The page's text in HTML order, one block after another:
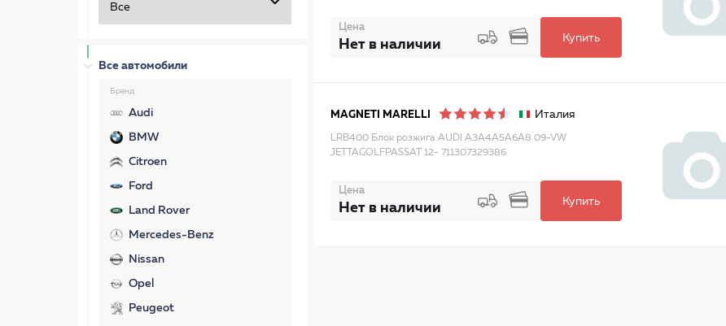
Все автомобили
Бренд
Audi
BMW
Citroen
Ford
Land Rover
Mercedes-Benz
Nissan
Opel
Peugeot
Цена
Нет в наличии Купить
MAGNETI MARELLI Италия
LRB400 Блок розжига AUDI A3A4A5A6A8 09-VW
JETTAGOLFPASSAT 12- 711307329386
Цена
Нет в наличии Купить